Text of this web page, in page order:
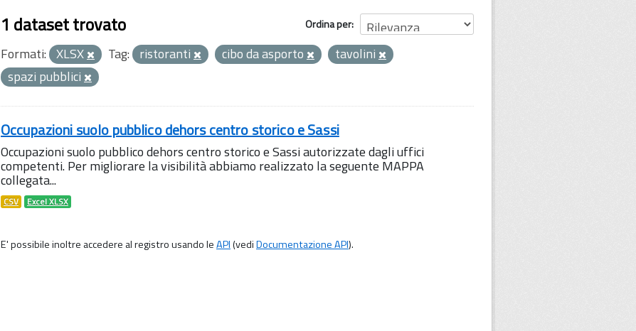
Ordina per
1 dataset trovato
Formati: XLSX Tag: ristoranti cibo da asporto
tavolini
spazi pubblici
Occupazioni suolo pubblico dehors centro storico e Sassi
Occupazioni suolo pubblico dehors centro storico e Sassi autorizzate dagli uffici
competenti. Per migliorare la visibilità abbiamo realizzato la seguente MAPPA
collegata...
CSV Excel XLSX
E' possibile inoltre accedere al registro usando leAPI(vediDocumentazione API).